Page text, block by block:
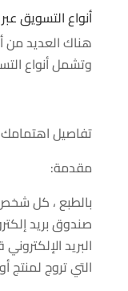
أنواع التسويق عبر
هناك العديد من
وتشمل أنواع
تفاصيل اهتمامك
مقدمة:
بالطبع ، كل شخص
صندوق بريد
البريد
التي تروج لمنتج